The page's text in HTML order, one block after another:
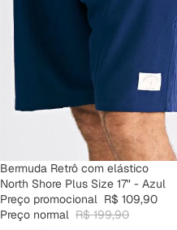
PROMOÇÃO
Bermuda Retrô com elástico
North Shore Plus Size 17" - Azul
Preço promocional R$ 109,90
Preço normal R$ 199,90